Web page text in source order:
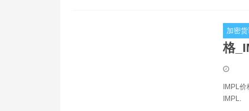
加密货
格
IMPL
IMPL.